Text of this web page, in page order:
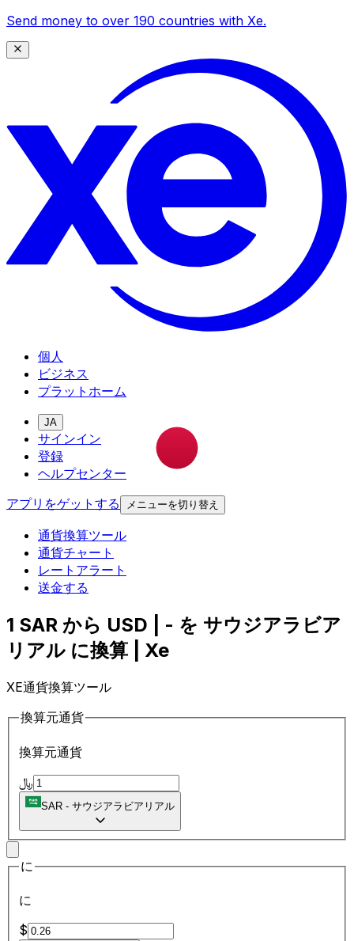
Send money to over 190 countries with Xe.
個人
ビジネス
プラットホーム
JA
サインイン
登録
ヘルプセンター
アプリをゲットする
メニューを切り替え
通貨換算ツール
通貨チャート
レートアラート
送金する
1 SAR から USD | - を サウジアラビア
リアル に換算 | Xe
XE通貨換算ツール
換算元通貨
換算元通貨
﷼
SAR - サウジアラビアリアル
に
に
$